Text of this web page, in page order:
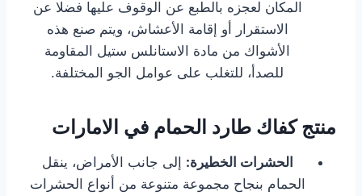
المكان لعجزه بالطبع عن الوقوف عليها فضلا عن
الاستقرار أو إقامة الأعشاش، ويتم صنع هذه
الأشواك من مادة الاستانلس ستيل المقاومة
للصدأ، للتغلب على عوامل الجو المختلفة.
منتج كفاك طارد الحمام في الامارات
الحشرات الخطيرة: إلى جانب الأمراض، ينقل
الحمام بنجاح مجموعة متنوعة من أنواع الحشرات